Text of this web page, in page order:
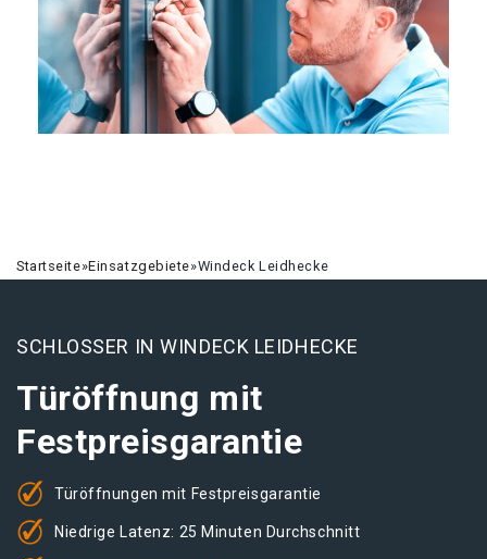
Startseite»Einsatzgebiete»Windeck Leidhecke
SCHLOSSER IN WINDECK LEIDHECKE
Türöffnung mit
Festpreisgarantie
Türöffnungen mit Festpreisgarantie
Niedrige Latenz: 25 Minuten Durchschnitt